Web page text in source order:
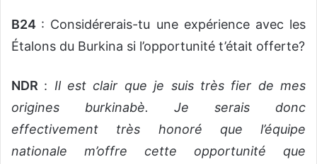
B24 : Considérerais-tu une expérience avec les
Étalons du Burkina si l’opportunité t’était offerte?
NDR : Il est clair que je suis très fier de mes
origines burkinabè. Je serais donc
effectivement très honoré que l’équipe
nationale m’offre cette opportunité que